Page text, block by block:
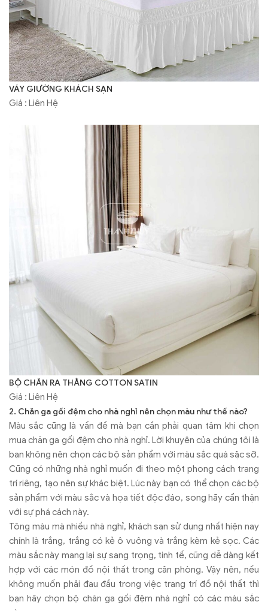
VÁY GIƯỜNG KHÁCH SẠN
Giá : Liên Hệ
BỘ CHĂN RA THẲNG COTTON SATIN
Giá : Liên Hệ
2. Chăn ga gối đệm cho nhà nghỉ nên chọn màu như thế nào?
Màu sắc cũng là vấn đề mà bạn cần phải quan tâm khi chọn
mua chăn ga gối đệm cho nhà nghỉ. Lời khuyên của chúng tôi là
bạn không nên chọn các bộ sản phẩm với màu sắc quá sặc sỡ.
Cũng có những nhà nghỉ muốn đi theo một phong cách trang
trí riêng, tạo nên sự khác biệt. Lúc này bạn có thể chọn các bộ
sản phẩm với màu sắc và họa tiết độc đáo, song hãy cẩn thận
với sự phá cách này.
Tông màu mà nhiều nhà nghỉ, khách sạn sử dụng nhất hiện nay
chính là trắng, trắng có kẻ ô vuông và trắng kèm kẻ sọc. Các
màu sắc này mang lại sự sang trọng, tinh tế, cũng dễ dàng kết
hợp với các món đồ nội thất trong căn phòng. Vậy nên, nếu
không muốn phải đau đầu trong việc trang trí đồ nội thất thì
bạn hãy chọn bộ chăn ga gối đệm nhà nghỉ có các màu sắc